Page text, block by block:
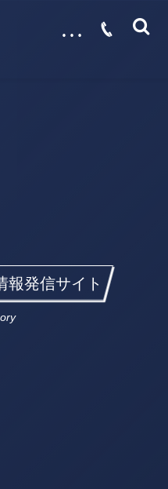
…
報発信サイト